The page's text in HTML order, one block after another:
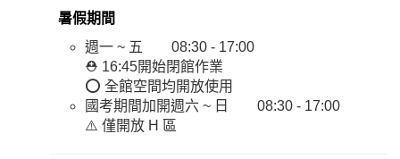
暑假期間
週一 ~ 五 08:30 - 17:00
⛑️ 16:45開始閉館作業
⭕ 全館空間均開放使用
國考期間加開週六 ~ 日 08:30 - 17:00
⚠️ 僅開放 H 區